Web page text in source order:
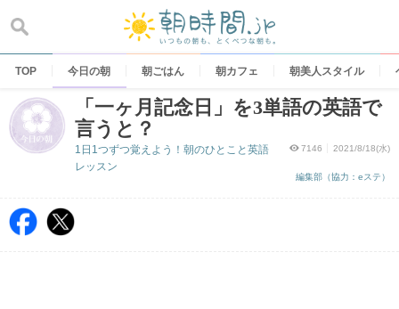
content
TOP 今日の朝 朝ごはん 朝カフェ 朝美人スタイル
「一ヶ月記念日」を3単語の英語で
言うと？
7146 2021/8/18(水)
編集部（協力：eステ）
1日1つずつ覚えよう！朝のひとこと英語
レッスン